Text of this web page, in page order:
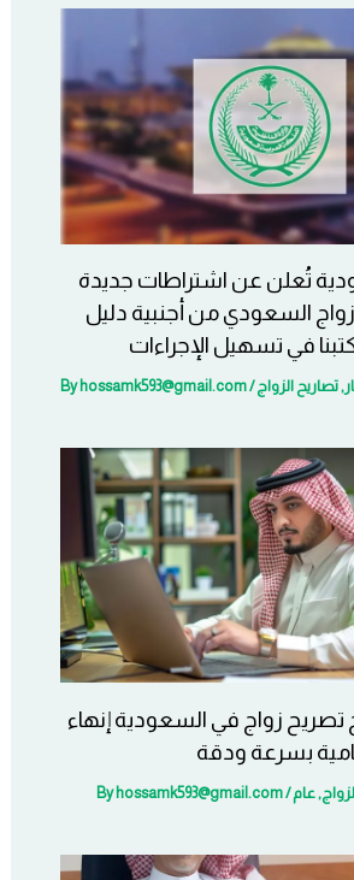
تُعلن عن اشتراطات جديدة
السعودي من أجنبية دليل
في تسهيل الإجراءات
, تصاريح الزواج / By
hossamk593@gmail.com
زواج في السعودية إنهاء
بسرعة ودقة
, عام/ By
hossamk593@gmail.com